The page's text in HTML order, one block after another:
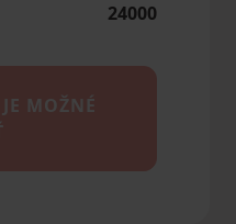
24000
MOŽNÉ